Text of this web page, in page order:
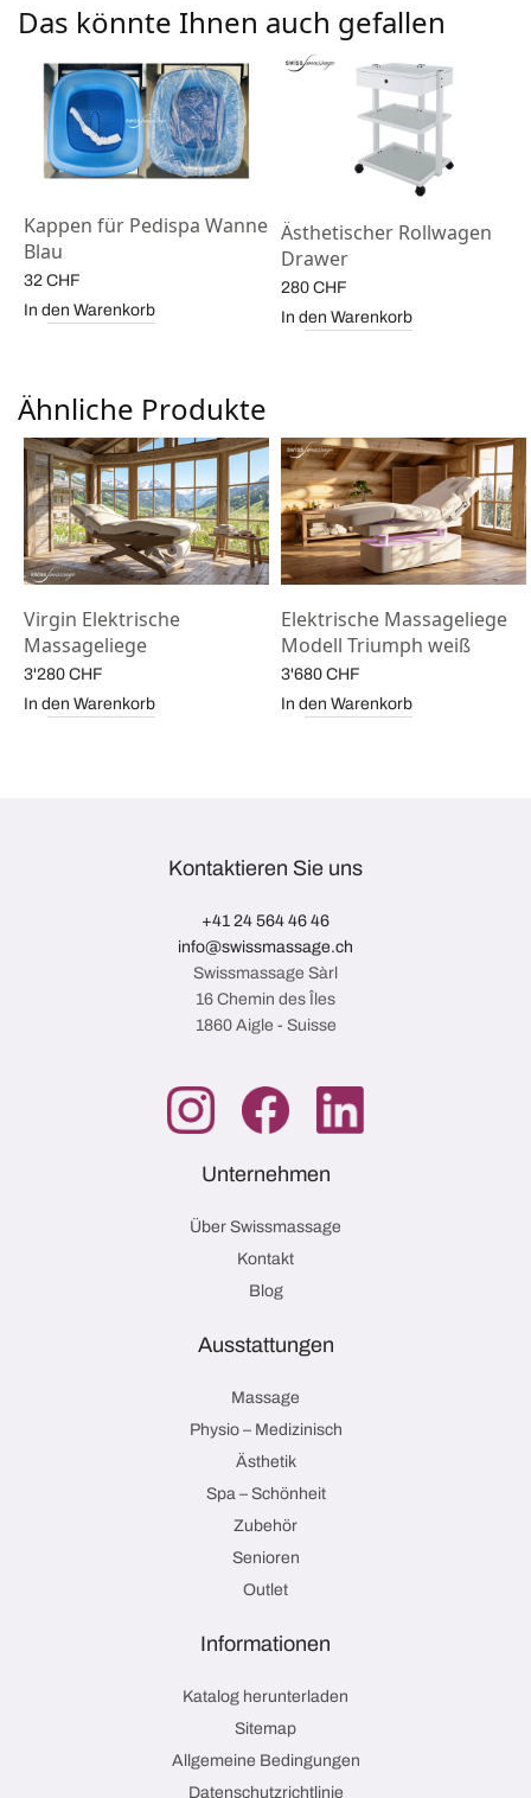
Das könnte Ihnen auch gefallen
Kappen für Pedispa Wanne
Blau
32 CHF
In den Warenkorb
Ästhetischer Rollwagen
Drawer
280 CHF
In den Warenkorb
Ähnliche Produkte
Virgin Elektrische
Massageliege
3'280 CHF
In den Warenkorb
Elektrische Massageliege
Modell Triumph weiß
3'680 CHF
In den Warenkorb
Kontaktieren Sie uns
+41 24 564 46 46
info@swissmassage.ch
Swissmassage Sàrl
16 Chemin des Îles
1860 Aigle - Suisse
Unternehmen
Über Swissmassage
Kontakt
Blog
Ausstattungen
Massage
Physio – Medizinisch
Ästhetik
Spa – Schönheit
Zubehör
Senioren
Outlet
Informationen
Katalog herunterladen
Sitemap
Allgemeine Bedingungen
Datenschutzrichtlinie